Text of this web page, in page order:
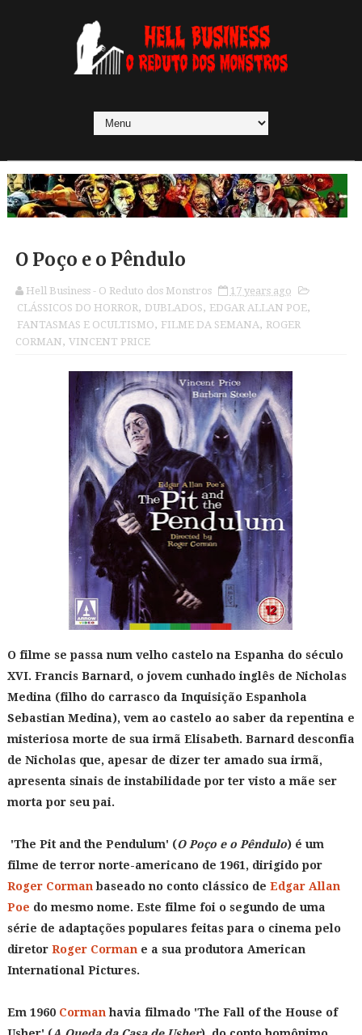
O Poço e o Pêndulo
Hell Business - O Reduto dos Monstros
17 years ago
CLÁSSICOS DO HORROR, DUBLADOS, EDGAR ALLAN POE,
FANTASMAS E OCULTISMO, FILME DA SEMANA, ROGER
CORMAN, VINCENT PRICE
O filme se passa num velho castelo na Espanha do século
XVI. Francis Barnard, o jovem cunhado inglês de Nicholas
Medina (filho do carrasco da Inquisição Espanhola
Sebastian Medina), vem ao castelo ao saber da repentina e
misteriosa morte de sua irmã Elisabeth. Barnard desconfia
de Nicholas que, apesar de dizer ter amado sua irmã,
apresenta sinais de instabilidade por ter visto a mãe ser
morta por seu pai.
'The Pit and the Pendulum' (O Poço e o Pêndulo) é um
filme de terror norte-americano de 1961, dirigido por
Roger Corman baseado no conto clássico de Edgar Allan
Poe do mesmo nome. Este filme foi o segundo de uma
série de adaptações populares feitas para o cinema pelo
diretor Roger Corman e a sua produtora American
International Pictures.
Em 1960 Corman havia filmado 'The Fall of the House of